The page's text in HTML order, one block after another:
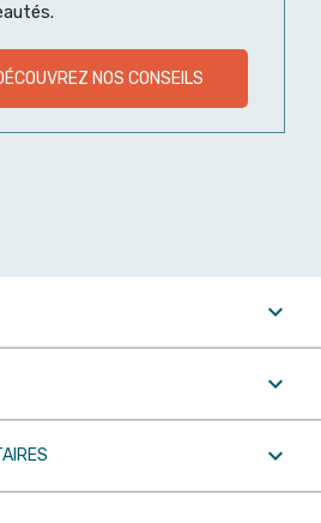
NOS CONSEILS


